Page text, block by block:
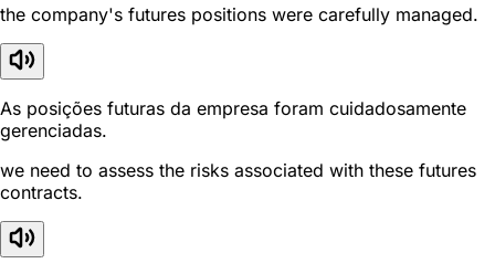
the company's futures positions were carefully managed.
As posições futuras da empresa foram cuidadosamente
gerenciadas.
we need to assess the risks associated with these futures
contracts.